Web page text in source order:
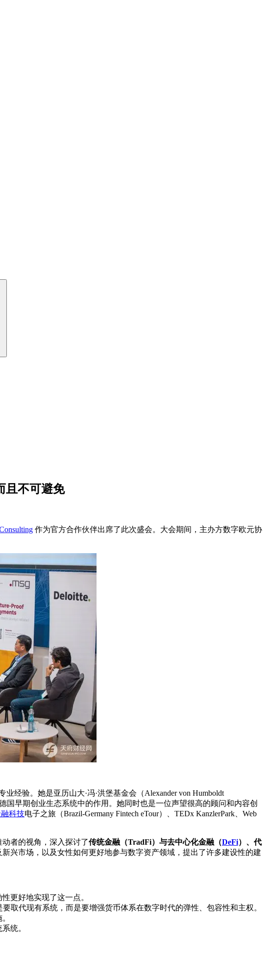
且不可避免
作为官方合作伙伴出席了此次盛会。大会期间，主办方数字欧元协
经验。她是亚历山大·冯·洪堡基金会（Alexander von Humboldt
国早期创业生态系统中的作用。她同时也是一位声望很高的顾问和内容创
科技电子之旅（Brazil-Germany Fintech eTour）、TEDx KanzlerPark、Web
动者的视角，深入探讨了传统金融（TradFi）与去中心化金融（DeFi）、代
兴市场，以及女性如何更好地参与数字资产领域，提出了许多建设性的建
更好地实现了这一点。
取代现有系统，而是要增强货币体系在数字时代的弹性、包容性和主权。
统。